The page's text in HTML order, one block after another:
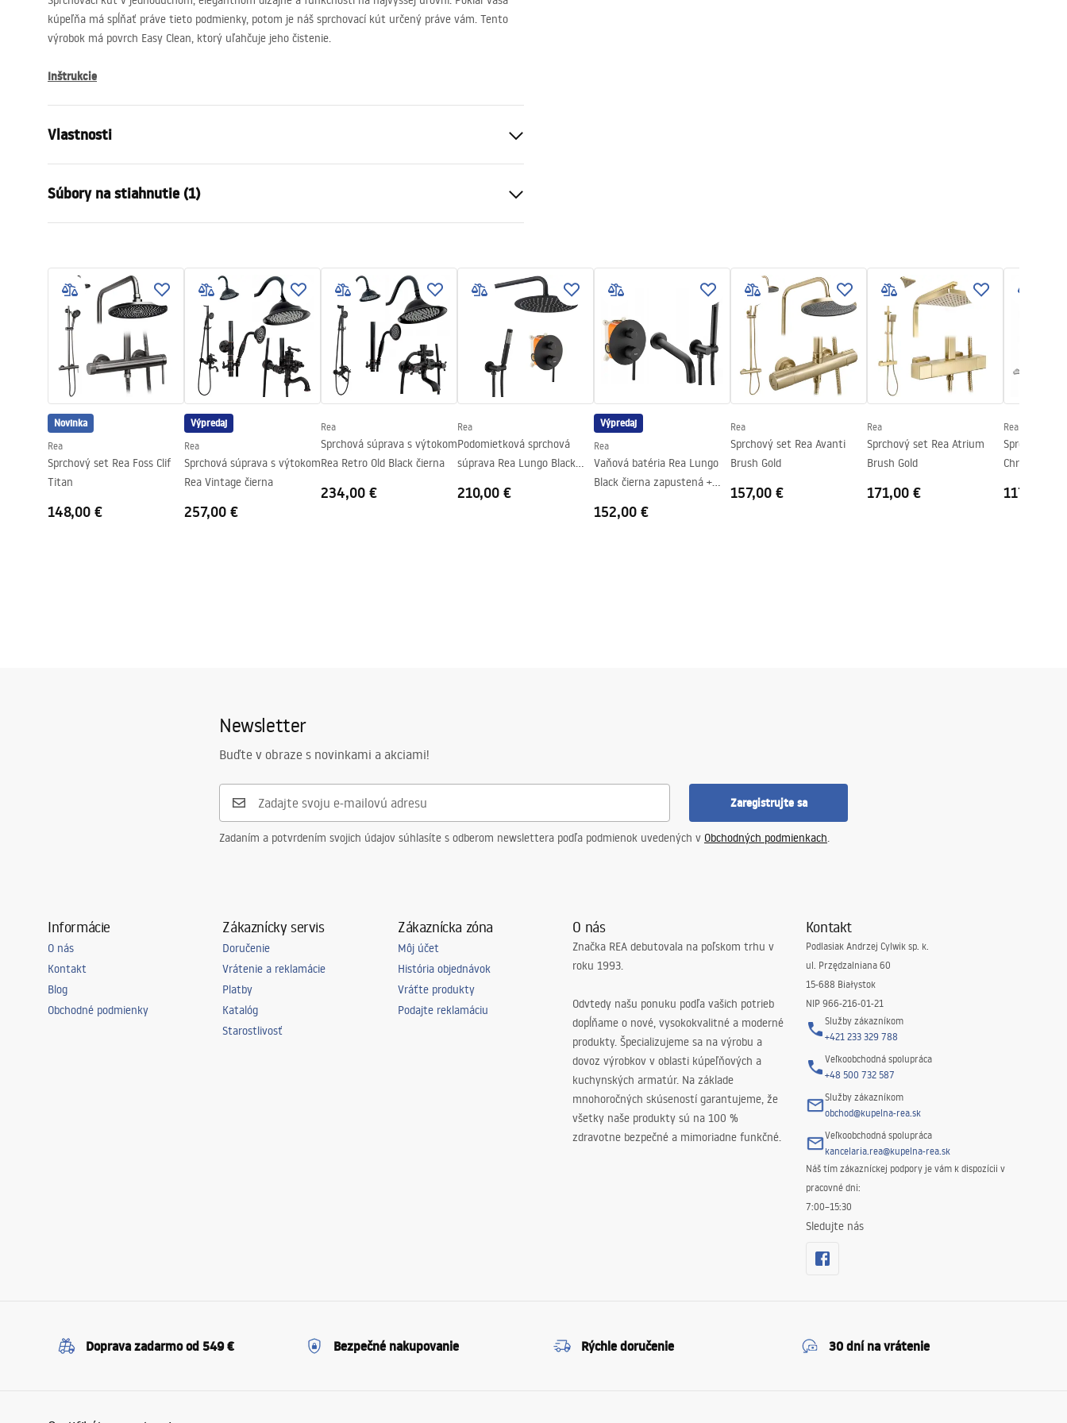
kúpeľňa má spĺňať práve tieto podmienky, potom je náš sprchovací kút určený práve vám. Tento
výrobok má povrch Easy Clean, ktorý uľahčuje jeho čistenie.
Inštrukcie
Vlastnosti
Farba
Typ kabíny
Roh
Spôsob otvárania
Skladacia z oboch strán
zhromaždenie
Na detskom bazéne resp
Výška
mm
Smer kabíny
Univerzálny
Záruka
24 mesiacov
Poťah Easy Clean
Áno, na jednej strane pohára
Súbory na stiahnutie (1)
shower manual.pdf
Novinka
Rea
Sprchový set Rea Foss Clif
Titan
148,00 €
Výpredaj
Rea
Sprchová súprava s výtokom
Rea Vintage čierna
257,00 €
Rea
Sprchová súprava s výtokom
Rea Retro Old Black čierna
234,00 €
Rea
Podomietková sprchová
súprava Rea Lungo Black
210,00 €
Výpredaj
Rea
Vaňová batéria Rea Lungo
Black čierna zapustená +
152,00 €
Rea
Sprchový set Rea Avanti
Brush Gold
157,00 €
Rea
Sprchový set Rea Atrium
Brush Gold
171,00 €
Rea
Sprchový
Chrome
117,00 €
Newsletter
Buďte v obraze s novinkami a akciami!
Zaregistrujte sa
Zadaním a potvrdením svojich údajov súhlasíte s odberom newslettera podľa podmienok uvedených v Obchodných podmienkach.
Informácie
O nás
Kontakt
Blog
Obchodné podmienky
Zákaznícky servis
Doručenie
Vrátenie a reklamácie
Platby
Katalóg
Starostlivosť
Zákaznícka zóna
Môj účet
História objednávok
Vráťte produkty
Podajte reklamáciu
O nás
Značka REA debutovala na poľskom trhu v
roku 1993.
Odvtedy našu ponuku podľa vašich potrieb
dopĺňame o nové, vysokokvalitné a moderné
produkty. Špecializujeme sa na výrobu a
dovoz výrobkov v oblasti kúpeľňových a
kuchynských armatúr. Na základe
mnohoročných skúseností garantujeme, že
všetky naše produkty sú na 100 %
zdravotne bezpečné a mimoriadne funkčné.
Kontakt
Podlasiak Andrzej Cylwik sp. k.
ul. Przędzalniana 60
15-688 Białystok
NIP 966-216-01-21
Služby zákazníkom
+421 233 329 788
Veľkoobchodná spolupráca
+48 500 732 587
Služby zákazníkom
obchod@kupelna-rea.sk
Veľkoobchodná spolupráca
kancelaria.rea@kupelna-rea.sk
Náš tím zákazníckej podpory je vám k dispozícii v
pracovné dni:
7:00–15:30
Sledujte nás
Doprava zadarmo od 549 € Bezpečné nakupovanie Rýchle doručenie 30 dní na vrátenie